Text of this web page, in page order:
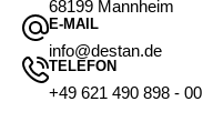
68199 Mannheim
E-MAIL
info@destan.de
TELEFON
+49 621 490 898 - 00